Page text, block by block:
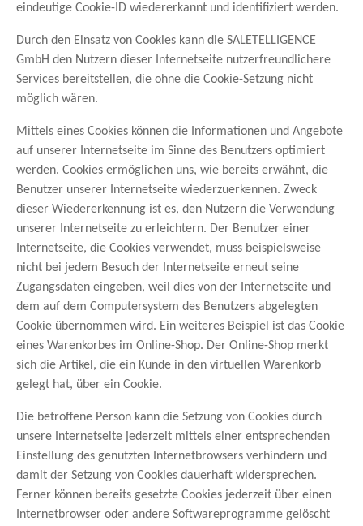
eindeutige Cookie-ID wiedererkannt und identifiziert werden.
Durch den Einsatz von Cookies kann die SALETELLIGENCE
GmbH den Nutzern dieser Internetseite nutzerfreundlichere
Services bereitstellen, die ohne die Cookie-Setzung nicht
möglich wären.
Mittels eines Cookies können die Informationen und Angebote
auf unserer Internetseite im Sinne des Benutzers optimiert
werden. Cookies ermöglichen uns, wie bereits erwähnt, die
Benutzer unserer Internetseite wiederzuerkennen. Zweck
dieser Wiedererkennung ist es, den Nutzern die Verwendung
unserer Internetseite zu erleichtern. Der Benutzer einer
Internetseite, die Cookies verwendet, muss beispielsweise
nicht bei jedem Besuch der Internetseite erneut seine
Zugangsdaten eingeben, weil dies von der Internetseite und
dem auf dem Computersystem des Benutzers abgelegten
Cookie übernommen wird. Ein weiteres Beispiel ist das Cookie
eines Warenkorbes im Online-Shop. Der Online-Shop merkt
sich die Artikel, die ein Kunde in den virtuellen Warenkorb
gelegt hat, über ein Cookie.
Die betroffene Person kann die Setzung von Cookies durch
unsere Internetseite jederzeit mittels einer entsprechenden
Einstellung des genutzten Internetbrowsers verhindern und
damit der Setzung von Cookies dauerhaft widersprechen.
Ferner können bereits gesetzte Cookies jederzeit über einen
Internetbrowser oder andere Softwareprogramme gelöscht